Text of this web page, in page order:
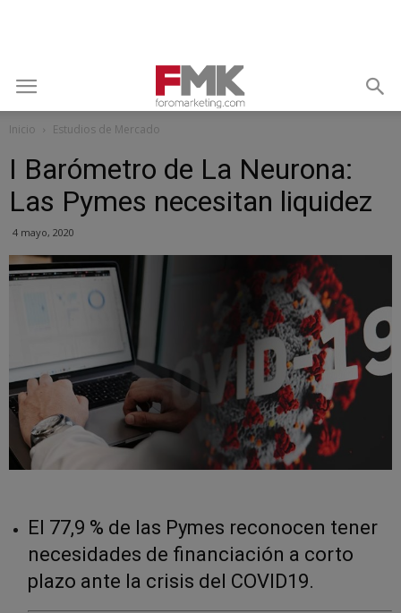
Inicio Estudios de Mercado
I Barómetro de La Neurona:
Las Pymes necesitan liquidez
4 mayo, 2020
El 77,9 % de las Pymes reconocen tener
necesidades de financiación a corto
plazo ante la crisis del COVID19.